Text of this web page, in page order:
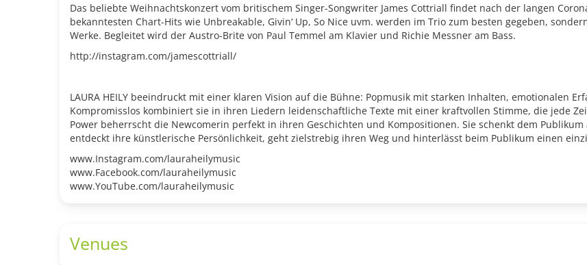
Das beliebte Weihnachtskonzert vom britischem Singer-Songwriter James Cottriall findet nach der langen
bekanntesten Chart-Hits wie Unbreakable, Givin‘ Up, So Nice uvm. werden im Trio zum besten gegeben,
Werke. Begleitet wird der Austro-Brite von Paul Temmel am Klavier und Richie Messner am Bass.
http://instagram.com/jamescottriall/
LAURA HEILY beeindruckt mit einer klaren Vision auf die Bühne: Popmusik mit starken Inhalten, emotionalen
Kompromisslos kombiniert sie in ihren Liedern leidenschaftliche Texte mit einer kraftvollen Stimme, die jede
Power beherrscht die Newcomerin perfekt in ihren Geschichten und Kompositionen. Sie schenkt dem
entdeckt ihre künstlerische Persönlichkeit, geht zielstrebig ihren Weg und hinterlässt beim Publikum einen
www.Instagram.com/lauraheilymusic
www.Facebook.com/lauraheilymusic
www.YouTube.com/lauraheilymusic
Venues